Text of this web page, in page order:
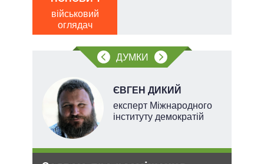
військовий
оглядач
ДУМКИ
ЄВГЕН ДИКИЙ
експерт Міжнародного
інституту демократій